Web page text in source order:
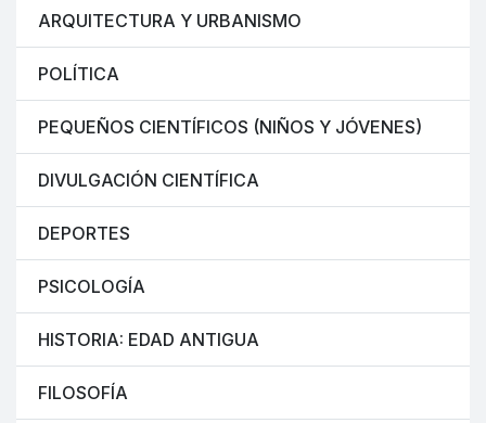
ARQUITECTURA Y URBANISMO
POLÍTICA
PEQUEÑOS CIENTÍFICOS (NIÑOS Y JÓVENES)
DIVULGACIÓN CIENTÍFICA
DEPORTES
PSICOLOGÍA
HISTORIA: EDAD ANTIGUA
FILOSOFÍA